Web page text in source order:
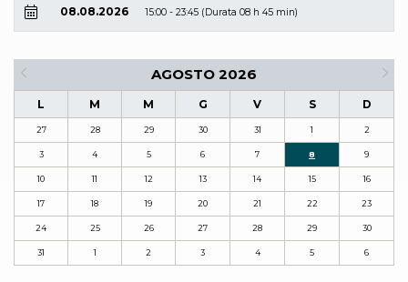
08.08.2026 15:00 - 23:45 (Durata 08 h 45 min)
AGOSTO 2026
L M M G V S D
27 28 29 30 31 1 2
3 4 5 6 7 8 9
10 11 12 13 14 15 16
17 18 19 20 21 22 23
24 25 26 27 28 29 30
31 1 2 3 4 5 6